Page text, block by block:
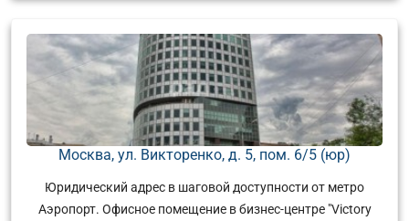
Москва, ул. Викторенко, д. 5, пом. 6/5 (юр)
Юридический адрес в шаговой доступности от метро
Аэропорт. Офисное помещение в бизнес-центре "Victory